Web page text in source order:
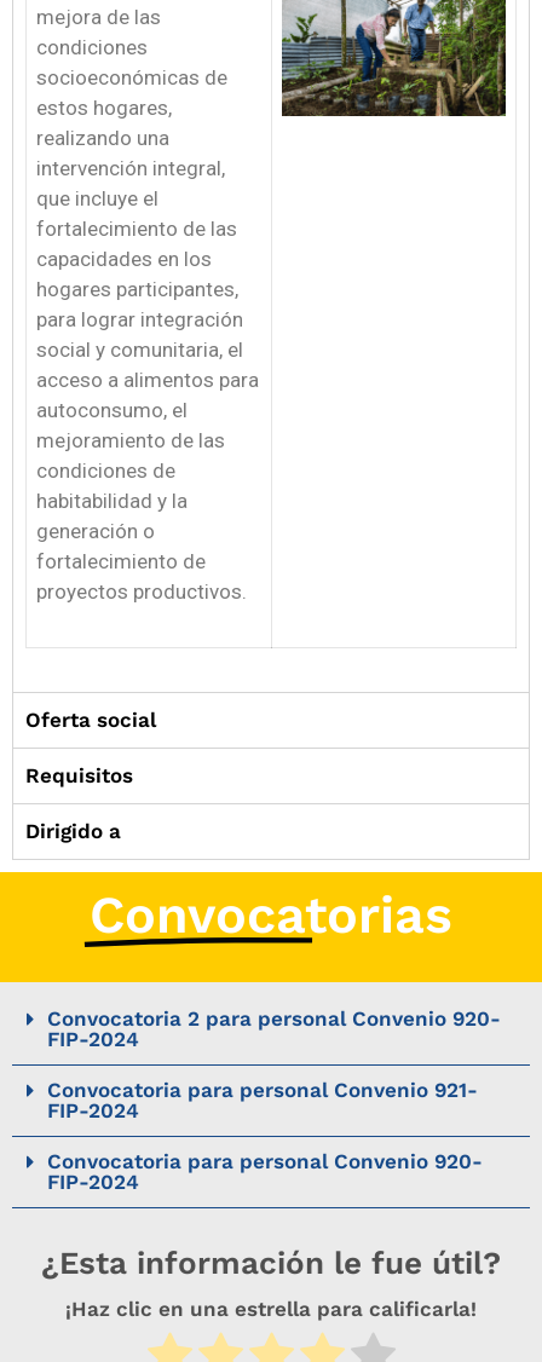
mejora de las
condiciones
socioeconómicas de
estos hogares,
realizando una
intervención integral,
que incluye el
fortalecimiento de las
capacidades en los
hogares participantes,
para lograr integración
social y comunitaria, el
acceso a alimentos para
autoconsumo, el
mejoramiento de las
condiciones de
habitabilidad y la
generación o
fortalecimiento de
proyectos productivos.
Oferta social
Requisitos
Dirigido a
Convocatorias
Convocatoria 2 para personal Convenio 920-
FIP-2024
Convocatoria para personal Convenio 921-
FIP-2024
Convocatoria para personal Convenio 920-
FIP-2024
¿Esta información le fue útil?
¡Haz clic en una estrella para calificarla!